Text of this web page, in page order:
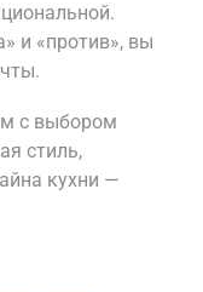
и «против», вы
с выбором
стиль,
кухни —